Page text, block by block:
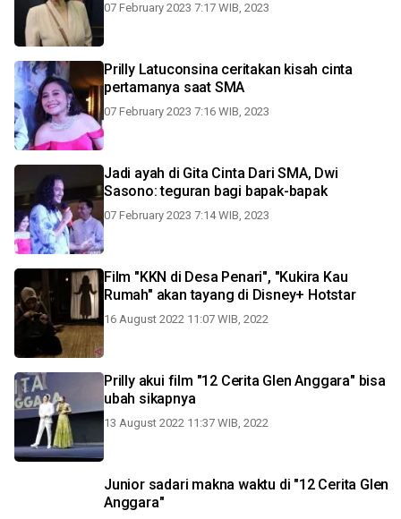
07 February 2023 7:17 WIB, 2023
Prilly Latuconsina ceritakan kisah cinta
pertamanya saat SMA
07 February 2023 7:16 WIB, 2023
Jadi ayah di Gita Cinta Dari SMA, Dwi
Sasono: teguran bagi bapak-bapak
07 February 2023 7:14 WIB, 2023
Film "KKN di Desa Penari", "Kukira Kau
Rumah" akan tayang di Disney+ Hotstar
16 August 2022 11:07 WIB, 2022
Prilly akui film "12 Cerita Glen Anggara" bisa
ubah sikapnya
13 August 2022 11:37 WIB, 2022
Junior sadari makna waktu di "12 Cerita Glen
Anggara"